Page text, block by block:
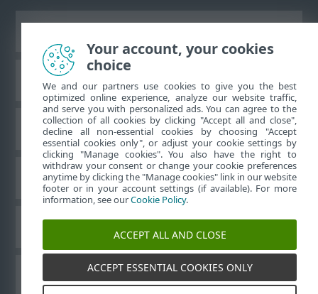
ESET teadmistebaas
ESET-i foorum
Piirkondlik tugi
Muud ESET-i tooted
Your account, your cookies
choice
We and our partners use cookies to give you the best
optimized online experience, analyze our website traffic,
and serve you with personalized ads. You can agree to the
collection of all cookies by clicking "Accept all and close",
decline all non-essential cookies by choosing "Accept
essential cookies only", or adjust your cookie settings by
clicking "Manage cookies". You also have the right to
withdraw your consent or change your cookie preferences
anytime by clicking the "Manage cookies" link in our website
footer or in your account settings (if available). For more
information, see ourCookie Policy.
ACCEPT ALL AND CLOSE
ACCEPT ESSENTIAL COOKIES ONLY